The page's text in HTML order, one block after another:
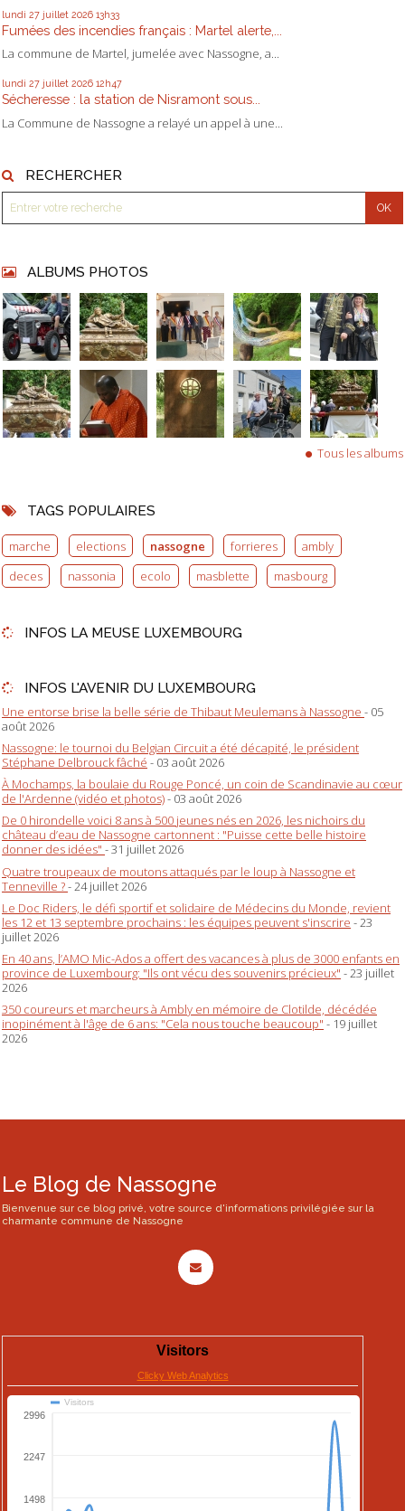
lundi 27 juillet 2026 13h33
Fumées des incendies français : Martel alerte,...
La commune de Martel, jumelée avec Nassogne, a...
lundi 27 juillet 2026 12h47
Sécheresse : la station de Nisramont sous...
La Commune de Nassogne a relayé un appel à une...
RECHERCHER
ALBUMS PHOTOS
Tous les albums
TAGS POPULAIRES
marche elections nassogne forrieres
ambly
deces
nassonia ecolo masblette masbourg
INFOS LA MEUSE LUXEMBOURG
INFOS L'AVENIR DU LUXEMBOURG
Une entorse brise la belle série de Thibaut Meulemans à Nassogne - 05
août 2026
Nassogne: le tournoi du Belgian Circuit a été décapité, le président
Stéphane Delbrouck fâché - 03 août 2026
À Mochamps, la boulaie du Rouge Poncé, un coin de Scandinavie au cœur
de l'Ardenne (vidéo et photos)- 03 août 2026
De 0 hirondelle voici 8 ans à 500 jeunes nés en 2026, les nichoirs du
château d’eau de Nassogne cartonnent : "Puisse cette belle histoire
donner des idées" - 31 juillet 2026
Quatre troupeaux de moutons attaqués par le loup à Nassogne et
Tenneville ?- 24 juillet 2026
Le Doc Riders, le défi sportif et solidaire de Médecins du Monde, revient
les 12 et 13 septembre prochains : les équipes peuvent s'inscrire - 23
juillet 2026
En 40 ans, l’AMO Mic-Ados a offert des vacances à plus de 3000 enfants en
province de Luxembourg: "Ils ont vécu des souvenirs précieux" - 23 juillet
2026
350 coureurs et marcheurs à Ambly en mémoire de Clotilde, décédée
inopinément à l'âge de 6 ans: "Cela nous touche beaucoup" - 19 juillet
2026
Le Blog de Nassogne
Bienvenue sur ce blog privé, votre source d'informations privilégiée sur la
charmante commune de Nassogne